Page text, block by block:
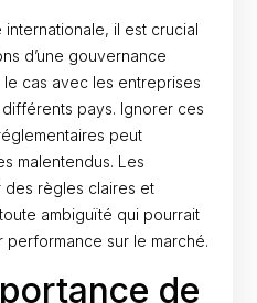
internationale, il est crucial
d’une gouvernance
cas avec les entreprises
pays. Ignorer ces
peut
malentendus. Les
règles claires et
ambiguïté qui pourrait
performance sur le marché.
de